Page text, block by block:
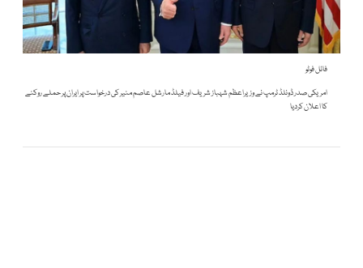
فائل فوٹو
امریکی صدر ڈونلڈ ٹرمپ نے وزیراعظم شہباز شریف اور فیلڈ مارشل عاصم منیر کی درخواست پر ایران پر حملے روکنے
کا اعلان کردیا